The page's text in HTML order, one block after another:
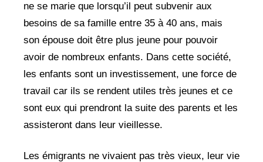
ne se marie que lorsqu’il peut subvenir aux
besoins de sa famille entre 35 à 40 ans, mais
son épouse doit être plus jeune pour pouvoir
avoir de nombreux enfants. Dans cette société,
les enfants sont un investissement, une force de
travail car ils se rendent utiles très jeunes et ce
sont eux qui prendront la suite des parents et les
assisteront dans leur vieillesse.
Les émigrants ne vivaient pas très vieux, leur vie